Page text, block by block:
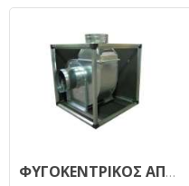
ΦΥΓΟΚΕΝΤΡΙΚΟΣ ΑΠΟΡΡΟΦΗΤΗΡΑΣ ΜΟΝΗΣ ΑΝΑΡΡΟΦΗΣΗΣ ΗΧΟΜΟΝΩΜΕΝΟΣ 1450RPM - Φ350 5,5 ΗΡ 380 V